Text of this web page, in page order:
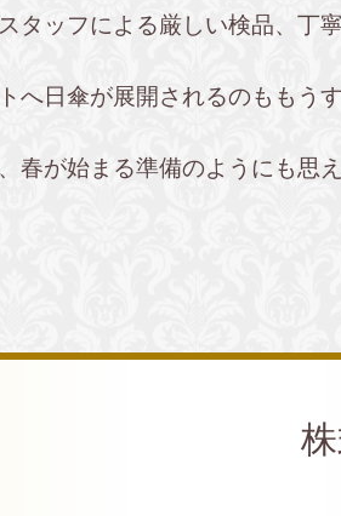
タッフによる厳しい検品、丁
へ日傘が展開されるのももうす
春が始まる準備のようにも思